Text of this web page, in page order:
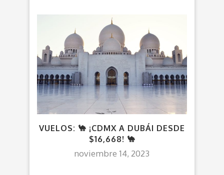
VUELOS: 🐪 ¡CDMX A DUBÁI DESDE
$16,668! 🐪
noviembre 14, 2023